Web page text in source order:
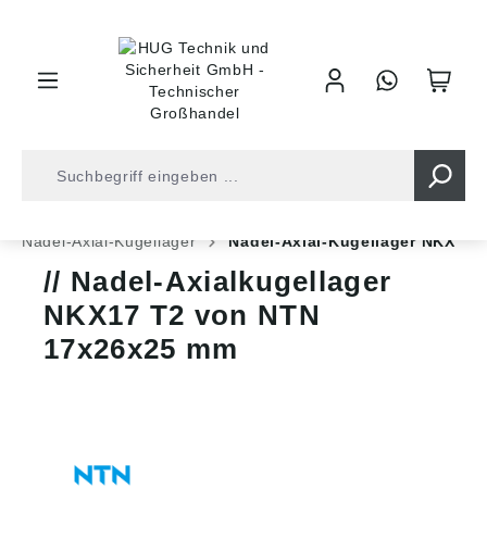
Nadel-Axial-Kugellager
Nadel-Axial-Kugellager NKX
Nadel-Axialkugellager
NKX17 T2 von NTN
17x26x25 mm